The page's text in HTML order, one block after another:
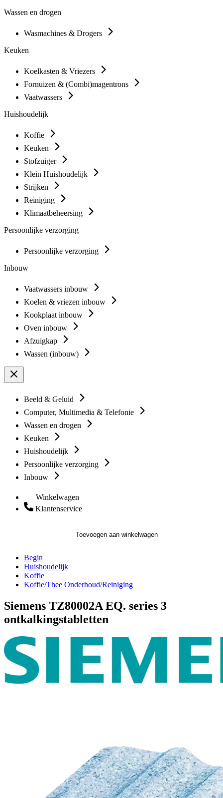
Wassen en drogen
Wasmachines & Drogers
Keuken
Koelkasten & Vriezers
Fornuizen & (Combi)magentrons
Vaatwassers
Huishoudelijk
Koffie
Keuken
Stofzuiger
Klein Huishoudelijk
Strijken
Reiniging
Klimaatbeheersing
Persoonlijke verzorging
Persoonlijke verzorging
Inbouw
Vaatwassers inbouw
Koelen & vriezen inbouw
Kookplaat inbouw
Oven inbouw
Afzuigkap
Wassen (inbouw)
Beeld & Geluid
Computer, Multimedia & Telefonie
Wassen en drogen
Keuken
Huishoudelijk
Persoonlijke verzorging
Inbouw
Winkelwagen
Klantenservice
Toevoegen aan winkelwagen
Begin
Huishoudelijk
Koffie
Koffie/Thee Onderhoud/Reiniging
Siemens TZ80002A EQ. series 3
ontkalkingstabletten